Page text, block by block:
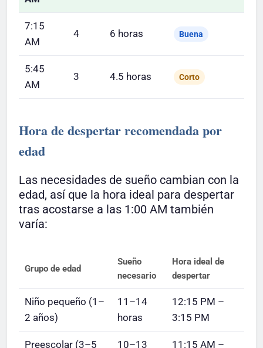
7:15
AM
4 6 horas Buena
5:45
AM
3 4.5 horas Corto
Hora de despertar recomendada por
edad
Las necesidades de sueño cambian con la
edad, así que la hora ideal para despertar
tras acostarse a las 1:00 AM también
varía:
Grupo de edad
Sueño
necesario
Hora ideal de
despertar
Niño pequeño (1–
2 años)
11–14
horas
12:15 PM –
3:15 PM
Preescolar (3–5 10–13 11:15 AM –